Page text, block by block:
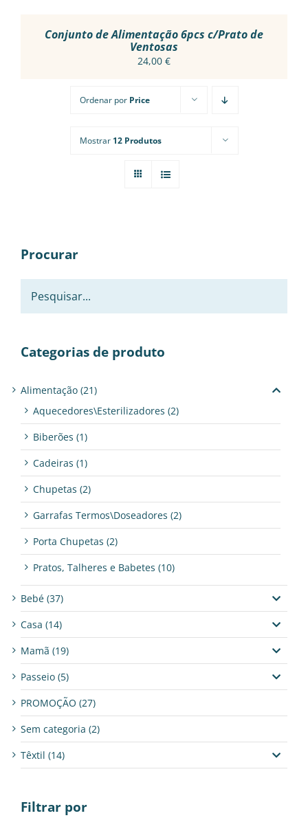
Ordenar por Price
Mostrar 12 Produtos
Procurar
Categorias de produto
Alimentação (21)
Aquecedores\Esterilizadores (2)
Biberões (1)
Cadeiras (1)
Chupetas (2)
Garrafas Termos\Doseadores (2)
Porta Chupetas (2)
Pratos, Talheres e Babetes (10)
Bebé (37)
Casa (14)
Mamã (19)
Passeio (5)
PROMOÇÃO (27)
Sem categoria (2)
Têxtil (14)
Filtrar por
PRODUCT
PAGE
Conjunto de Alimentação 6pcs c/Prato de
Ventosas
24,00 €